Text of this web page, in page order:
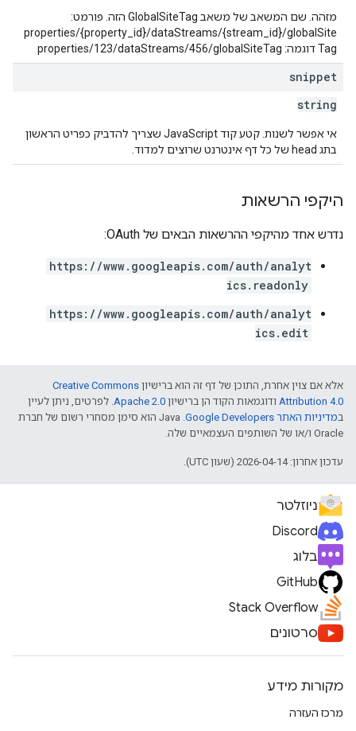
מזהה. שם המשאב של משאב GlobalSiteTag הזה. פורמט:
properties/{property_id}/dataStreams/{stream_id}/globalSite
Tag דוגמה: properties/123/dataStreams/456/globalSiteTag
snippet
string
אי אפשר לשנות. קטע קוד JavaScript שצריך להדביק כפריט הראשון
בתג head של כל דף אינטרנט שרוצים למדוד.
היקפי הרשאות
נדרש אחד מהיקפי ההרשאות הבאים של OAuth:
https://www.googleapis.com/auth/analyt
ics.readonly
https://www.googleapis.com/auth/analyt
ics.edit
אלא אם צוין אחרת, התוכן של דף זה הוא ברישיון Creative Commons
Attribution 4.0 ודוגמאות הקוד הן ברישיון Apache 2.0. לפרטים, ניתן לעיין
במדיניות האתר Google Developers‏
.‏ Java הוא סימן מסחרי רשום של חברת
Oracle ו/או של השותפים העצמאיים שלה.
עדכון אחרון: 2026-04-14 (שעון UTC).
ניוזלטר
Discord
בלוג
GitHub
Stack Overflow
סרטונים
מקורות מידע
מרכז העזרה